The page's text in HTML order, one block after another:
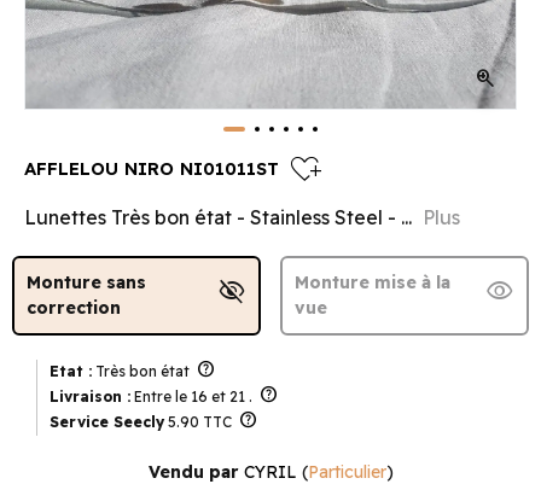
zoom_in
AFFLELOU NIRO NI01011ST heart_plus
Lunettes Très bon état - Stainless Steel - ... Plus
Monture sans
correction
visibility_off
Monture mise à la
vue
visibility
Etat : Très bon état help
Livraison : Entre le 16 et 21 . help
Service Seecly 5.90 TTC help
Vendu par CYRIL (Particulier)